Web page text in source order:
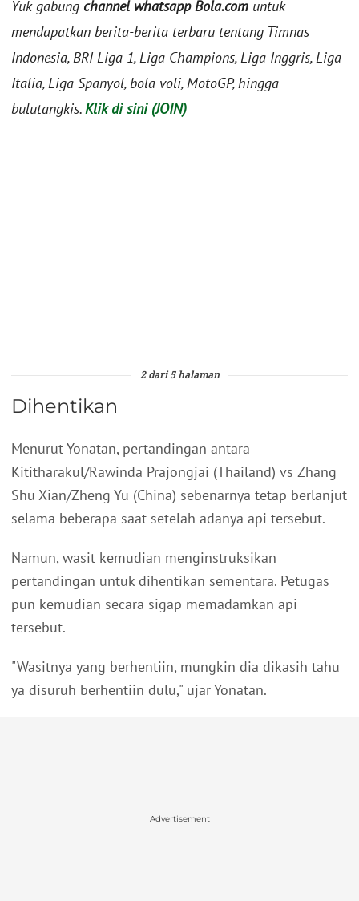
Yuk gabung channel whatsapp Bola.com untuk
mendapatkan berita-berita terbaru tentang Timnas
Indonesia, BRI Liga 1, Liga Champions, Liga Inggris, Liga
Italia, Liga Spanyol, bola voli, MotoGP, hingga
bulutangkis.Klik di sini (JOIN)
2 dari 5 halaman
Dihentikan
Menurut Yonatan, pertandingan antara
Kititharakul/Rawinda Prajongjai (Thailand) vs Zhang
Shu Xian/Zheng Yu (China) sebenarnya tetap berlanjut
selama beberapa saat setelah adanya api tersebut.
Namun, wasit kemudian menginstruksikan
pertandingan untuk dihentikan sementara. Petugas
pun kemudian secara sigap memadamkan api
tersebut.
"Wasitnya yang berhentiin, mungkin dia dikasih tahu
ya disuruh berhentiin dulu," ujar Yonatan.
Advertisement